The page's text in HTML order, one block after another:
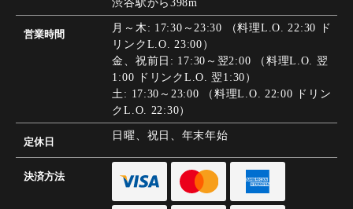
営業時間
月～木: 17:30～23:30 （料理L.O. 22:30 ド
リンクL.O. 23:00）
金、祝前日: 17:30～翌2:00 （料理L.O. 翌
1:00 ドリンクL.O. 翌1:30）
土: 17:30～23:00 （料理L.O. 22:00 ドリン
クL.O. 22:30）
定休日
日曜、祝日、年末年始
決済方法